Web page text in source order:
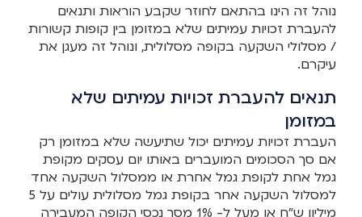
נוהל זה הינו בהתאם לחוזר שקבע הוראות ותנאים
להעברת זכויות עמיתים שלא במזומן בין קופות קשורות
/ מסלולי השקעה בקופה מסלולית, ונוהל זה מעגן את
עיקרם.
תנאים להעברת זכויות עמיתים שלא
במזומן
העברת זכויות עמיתים יכול שתיעשה שלא במזומן רק
אם סך הסכומים המועברים באותו יום עסקים מקופת
גמל אחת לקופת גמל אחרת או ממסלול השקעה אחד
למסלול השקעה אחר בקופת גמל מסלולית עולים על 5
מיליון ש"ח או מעל ל- 1% מסך נכסי הקופה המעבירה